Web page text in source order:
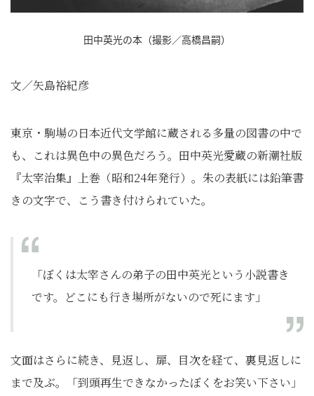
田中英光の本（撮影／高橋昌嗣）
文／矢島裕紀彦
東京・駒場の日本近代文学館に蔵される多量の図書の中で
も、これは異色中の異色だろう。田中英光愛蔵の新潮社版
『太宰治集』上巻（昭和24年発行）。朱の表紙には鉛筆書
きの文字で、こう書き付けられていた。
「ぼくは太宰さんの弟子の田中英光という小説書き
です。どこにも行き場所がないので死にます」
文面はさらに続き、見返し、扉、目次を経て、裏見返しに
まで及ぶ。「到頭再生できなかったぼくをお笑い下さい」